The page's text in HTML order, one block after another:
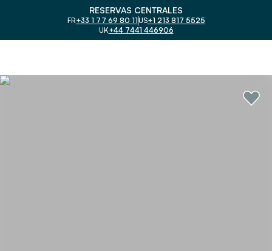
RESERVAS CENTRALES
FR+33 1 77 69 80 11US+1 213 817 5525
UK+44 7441 446906